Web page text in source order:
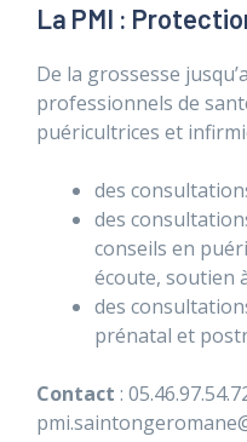
La PMI :
De la grossesse
professionnels de
puéricultrices et
des
des
conseils en
écoute, soutien
des
prénatal et
Contact :